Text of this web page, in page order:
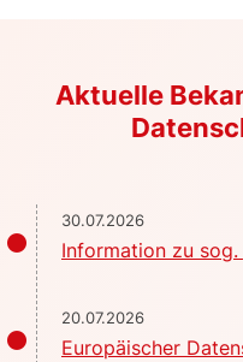
Aktuelle
30.07.2026
Information zu sog.
20.07.2026
Europäischer